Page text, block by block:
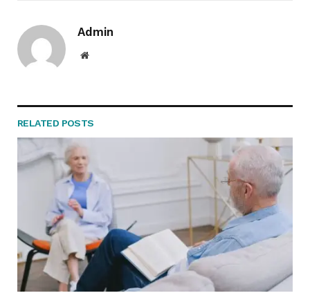
Admin
Website
RELATED POSTS